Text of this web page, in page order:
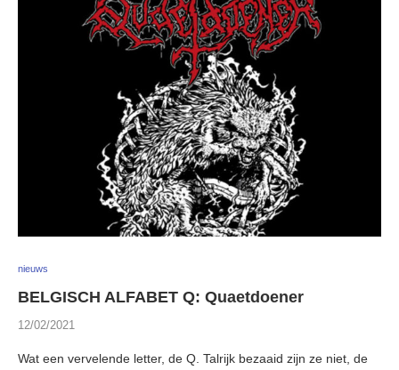
nieuws
BELGISCH ALFABET Q: Quaetdoener
12/02/2021
Wat een vervelende letter, de Q. Talrijk bezaaid zijn ze niet, de